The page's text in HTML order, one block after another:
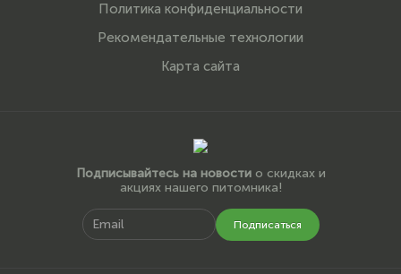
Политика конфиденциальности
Рекомендательные технологии
Карта сайта
Подписывайтесь на новостио скидках и
акциях нашего питомника!
Подписаться